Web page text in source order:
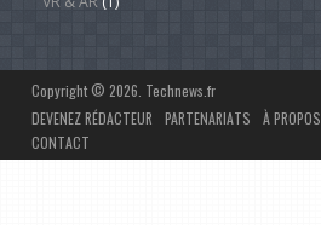
Copyright © 2026. Technews.fr
DEVENEZ RÉDACTEUR
PARTENARIATS À PROPOS
CONTACT